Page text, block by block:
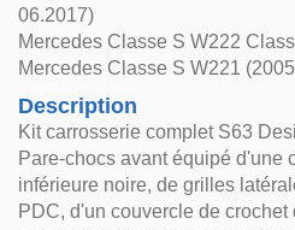
06.2017)
Mercedes Classe S W222
Mercedes Classe S W221
Description
Kit carrosserie complet S63
Pare-chocs avant équipé d'une
inférieure noire, de grilles
PDC, d'un couvercle de